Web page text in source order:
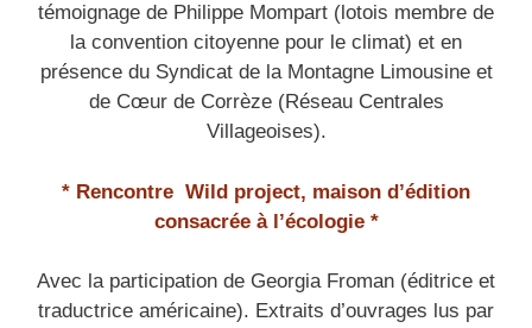
témoignage de Philippe Mompart (lotois membre de
la convention citoyenne pour le climat) et en
présence du Syndicat de la Montagne Limousine et
de Cœur de Corrèze (Réseau Centrales
Villageoises).
* Rencontre Wild project, maison d’édition
consacrée à l’écologie *
Avec la participation de Georgia Froman (éditrice et
traductrice américaine). Extraits d’ouvrages lus par